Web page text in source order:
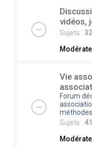
vidéos,
Sujets :
Vie
Forum
Sujets : 41